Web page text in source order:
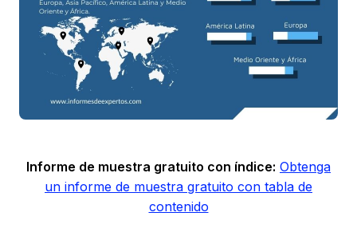
Informe de muestra gratuito con índice: Obtenga
un informe de muestra gratuito con tabla de
contenido